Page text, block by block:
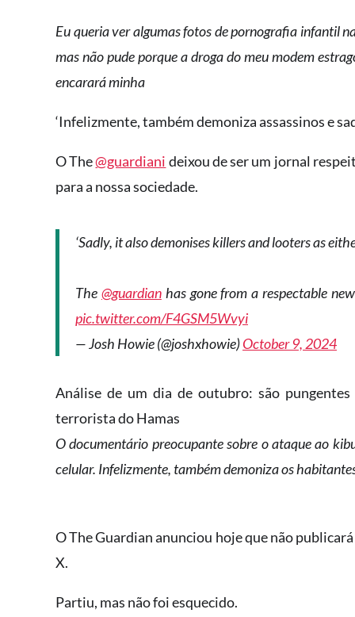
Eu queria ver algumas fotos de pornografia infantil
mas não pude porque a droga do meu modem
encarará minha
‘Infelizmente, também demoniza assassinos e
O The@guardiani deixou de ser um jornal
para a nossa sociedade.
‘Sadly, it also demonises killers and looters as
The @guardianhas gone from a respectable
pic.twitter.com/F4GSM5Wvyi
— Josh Howie (@joshxhowie)October 9, 2024
Análise de um dia de outubro: são
terrorista do Hamas
O documentário preocupante sobre o ataque ao
celular. Infelizmente, também demoniza os
O The Guardian anunciou hoje que não
X.
Partiu, mas não foi esquecido.